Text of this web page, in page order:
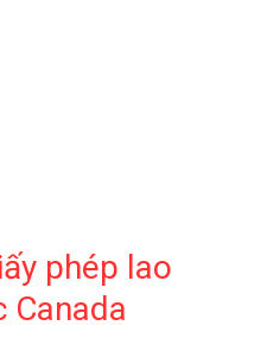
phép lao
Canada